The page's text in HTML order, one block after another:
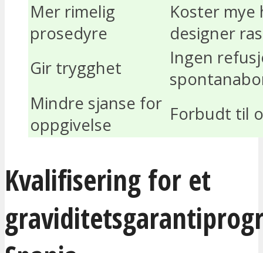
Mer rimelig
prosedyre
Koster mye
designer
Gir trygghet
Ingen
Mindre sjanse for
oppgivelse
Forbudt til
Kvalifisering for et